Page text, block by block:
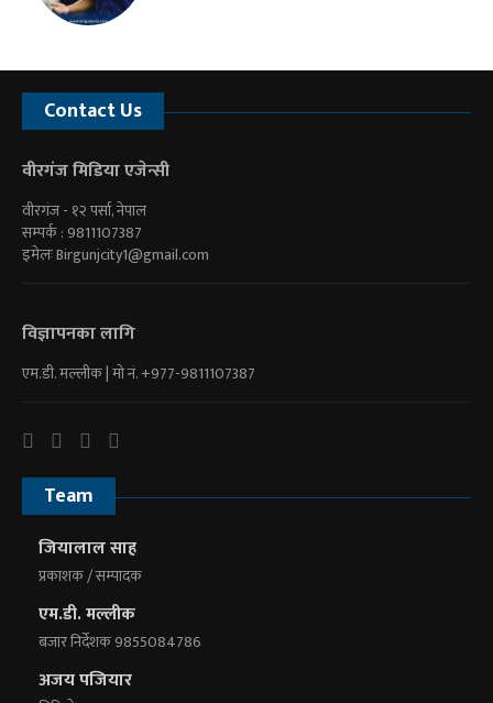
Contact Us
वीरगंज मिडिया एजेन्सी
वीरगंज - १२ पर्सा, नेपाल
सम्पर्क : 9811107387
इमेलःBirgunjcity1@gmail.com
विज्ञापनका लागि
एम.डी. मल्लीक | माे नं. +977-9811107387
Team
जियालाल साह
प्रकाशक / सम्पादक
एम.डी. मल्लीक
बजार निर्देशक 9855084786
अजय पजियार